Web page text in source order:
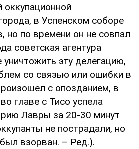
в Успенском соборе
но по времени он не совпал
советская агентура
уничтожить эту делегацию,
со связью или ошибки в
с опозданием, в
главе с Тисо успела
Лавры за 20-30 минут
не пострадали, но
взорван. – Ред.).